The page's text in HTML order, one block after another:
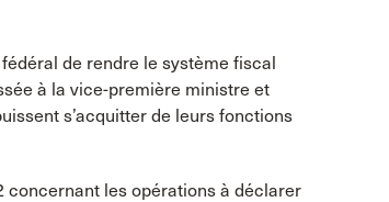
de rendre le système fiscal
à la vice-première ministre et
s’acquitter de leurs fonctions
concernant les opérations à déclarer